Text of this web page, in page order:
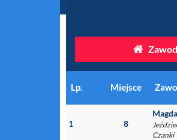
Lp. Miejsce
1 8
Czanki